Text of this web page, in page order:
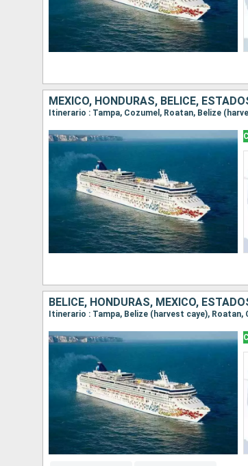
MÉXICO, HONDURAS, BELICE,
Itinerario : Tampa, Cozumel, Roatan, Belize
BELICE, HONDURAS, MÉXICO,
Itinerario : Tampa, Belize (harvest caye), Roatan,